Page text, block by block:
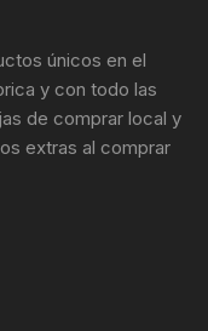
únicos en el
y con todo las
de comprar local y
extras al comprar